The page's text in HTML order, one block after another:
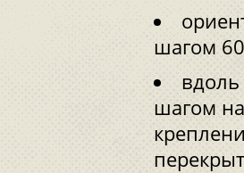
шагом
шагом